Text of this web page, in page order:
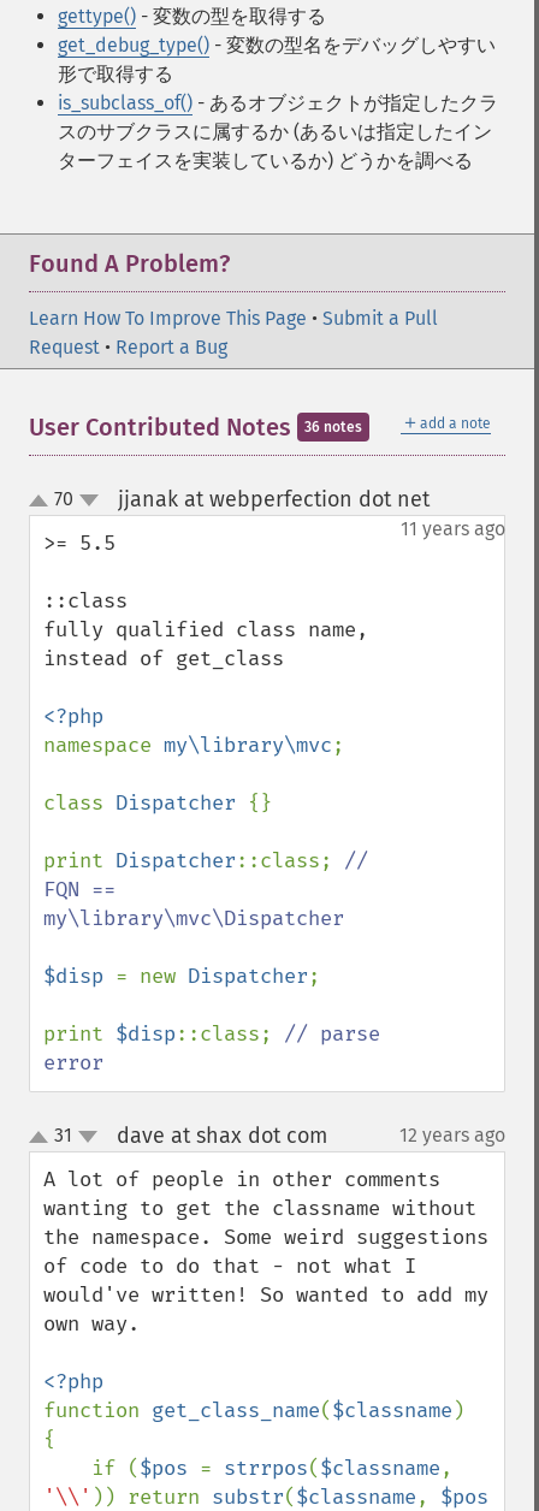
gettype() - 変数の型を取得する
get_debug_type() - 変数の型名をデバッグしやすい
形で取得する
is_subclass_of() - あるオブジェクトが指定したクラ
スのサブクラスに属するか (あるいは指定したイン
ターフェイスを実装しているか) どうかを調べる
Found A Problem?
Learn How To Improve This Page • Submit a Pull
Request • Report a Bug
＋ add a note
User Contributed Notes 36 notes
up
down
70 jjanak at webperfection dot net¶
11 years ago
>= 5.5
::class
fully qualified class name,
instead of get_class
namespace my\library\mvc;
class Dispatcher {}
print Dispatcher::class; //
FQN ==
my\library\mvc\Dispatcher
$disp = new Dispatcher;
print $disp::class; // parse
error
up
down
31 dave at shax dot com 12 years ago
A lot of people in other comments
wanting to get the classname without
the namespace. Some weird suggestions
of code to do that - not what I
would've written! So wanted to add my
own way.
function get_class_name($classname )
{
    if (
$pos = strrpos($classname
'\\' )) return substr($classname,